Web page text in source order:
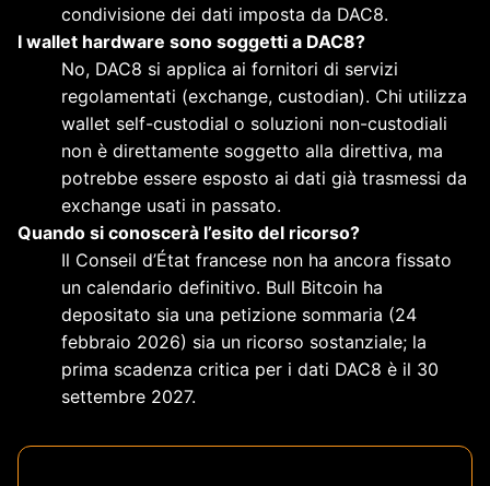
condivisione dei dati imposta da DAC8.
I wallet hardware sono soggetti a DAC8?
No, DAC8 si applica ai fornitori di servizi
regolamentati (exchange, custodian). Chi utilizza
wallet self-custodial o soluzioni non-custodiali
non è direttamente soggetto alla direttiva, ma
potrebbe essere esposto ai dati già trasmessi da
exchange usati in passato.
Quando si conoscerà l’esito del ricorso?
Il Conseil d’État francese non ha ancora fissato
un calendario definitivo. Bull Bitcoin ha
depositato sia una petizione sommaria (24
febbraio 2026) sia un ricorso sostanziale; la
prima scadenza critica per i dati DAC8 è il 30
settembre 2027.